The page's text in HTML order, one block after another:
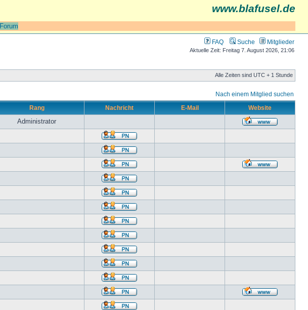
www.blafusel.de
Forum
FAQ Suche Mitglieder
Aktuelle Zeit: Freitag 7. August 2026, 21:06
Alle Zeiten sind UTC + 1 Stunde
Nach einem Mitglied suchen
Rang Nachricht E-Mail Website
Administrator